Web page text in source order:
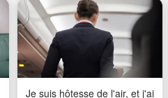
Je suis hôtesse de l'air, et j'ai